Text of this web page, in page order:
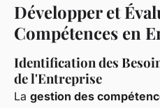
Développer et
Compétences en
Identification des
de l'Entreprise
La gestion des